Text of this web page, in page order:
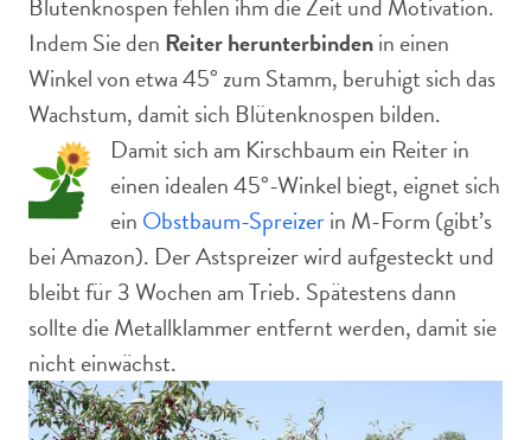
Blütenknospen fehlen ihm die Zeit und Motivation.
Indem Sie den Reiter herunterbindenin einen
Winkel von etwa 45° zum Stamm, beruhigt sich das
Wachstum, damit sich Blütenknospen bilden.
Damit sich am Kirschbaum ein Reiter in
einen idealen 45°-Winkel biegt, eignet sich
ein Obstbaum-Spreizerin M-Form (gibt’s
bei Amazon). Der Astspreizer wird aufgesteckt und
bleibt für 3 Wochen am Trieb. Spätestens dann
sollte die Metallklammer entfernt werden, damit sie
nicht einwächst.